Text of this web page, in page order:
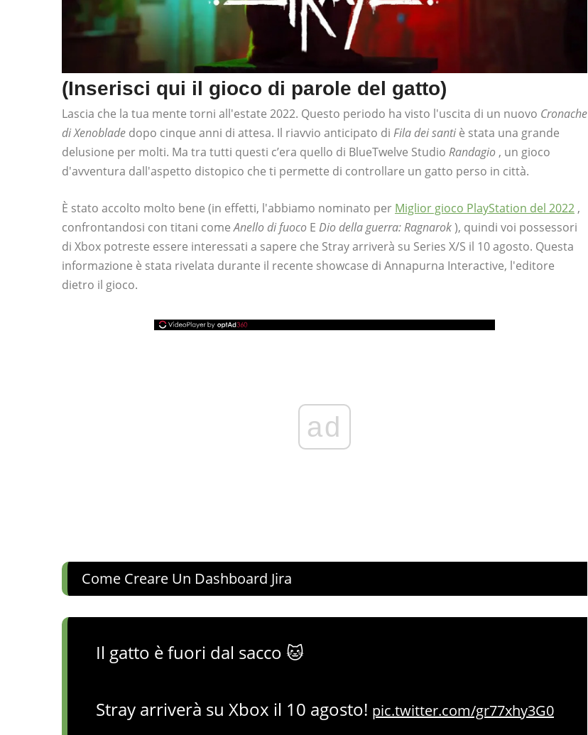
(Inserisci qui il gioco di parole del gatto)
Lascia che la tua mente torni all'estate 2022. Questo periodo ha visto l'uscita di un nuovo Cronache
di Xenoblade dopo cinque anni di attesa. Il riavvio anticipato di Fila dei santi è stata una grande
delusione per molti. Ma tra tutti questi c’era quello di BlueTwelve Studio Randagio , un gioco
d'avventura dall'aspetto distopico che ti permette di controllare un gatto perso in città.
È stato accolto molto bene (in effetti, l'abbiamo nominato per Miglior gioco PlayStation del 2022 ,
confrontandosi con titani comeAnello di fuoco E Dio della guerra: Ragnarok), quindi voi possessori
di Xbox potreste essere interessati a sapere che Stray arriverà su Series X/S il 10 agosto. Questa
informazione è stata rivelata durante il recente showcase di Annapurna Interactive, l'editore
dietro il gioco.
ad
Come Creare Un Dashboard Jira
Il gatto è fuori dal sacco 🐱
Stray arriverà su Xbox il 10 agosto! pic.twitter.com/gr77xhy3G0